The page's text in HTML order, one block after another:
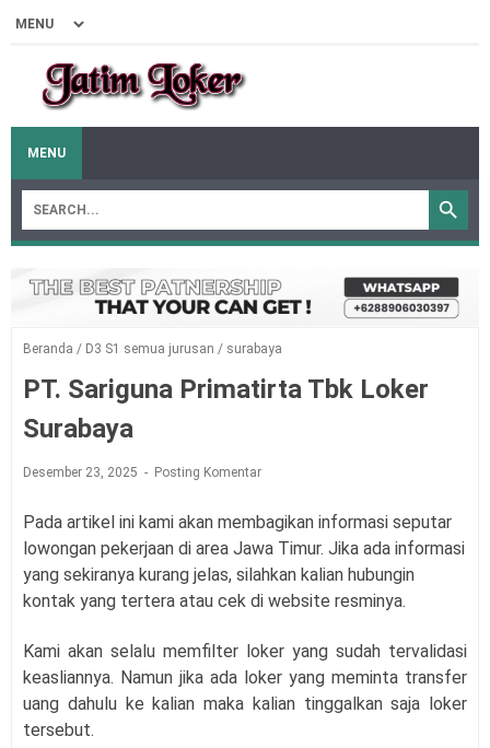
MENU
Beranda / D3 S1 semua jurusan / surabaya
PT. Sariguna Primatirta Tbk Loker
Surabaya
Desember 23, 2025 Posting Komentar
Pada artikel ini kami akan membagikan informasi seputar
lowongan pekerjaan di area Jawa Timur. Jika ada informasi
yang sekiranya kurang jelas, silahkan kalian hubungin
kontak yang tertera atau cek di website resminya.
Kami akan selalu memfilter loker yang sudah tervalidasi
keasliannya. Namun jika ada loker yang meminta transfer
uang dahulu ke kalian maka kalian tinggalkan saja loker
tersebut.